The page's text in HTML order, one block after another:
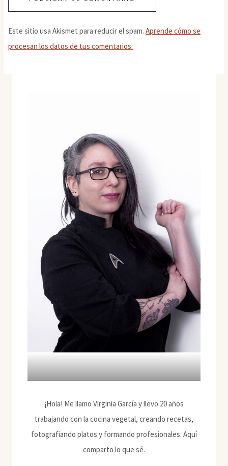
Este sitio usa Akismet para reducir el spam. Aprende cómo se
procesan los datos de tus comentarios.
¡Hola! Me llamo Virginia García y llevo 20 años
trabajando con la cocina vegetal, creando recetas,
fotografiando platos y formando profesionales. Aquí
comparto lo que sé.